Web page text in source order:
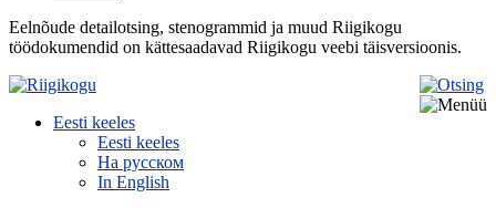
Eelnõude detailotsing, stenogrammid ja muud Riigikogu
töödokumendid on kättesaadavad Riigikogu veebi täisversioonis.
Eesti keeles
Eesti keeles
На русском
In English